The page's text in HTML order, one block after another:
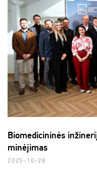
Biomedicininės
minėjimas
2025-10-28